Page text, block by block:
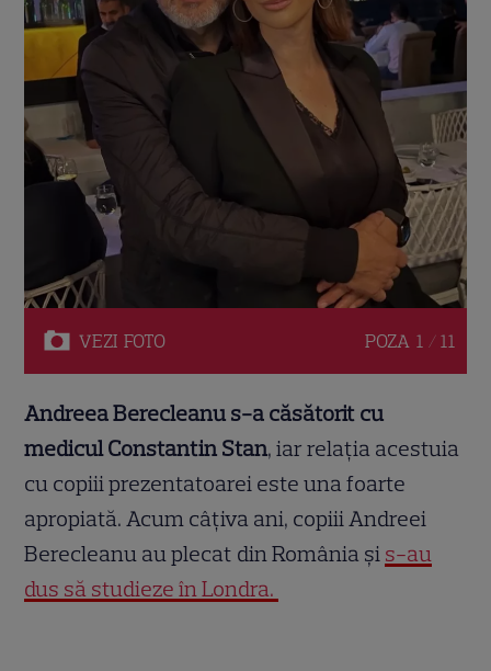
VEZI FOTO POZA 1 / 11
Andreea Berecleanu s-a căsătorit cu
medicul Constantin Stan, iar relația acestuia
cu copiii prezentatoarei este una foarte
apropiată. Acum câțiva ani, copiii Andreei
Berecleanu au plecat din România și s-au
dus să studieze în Londra.